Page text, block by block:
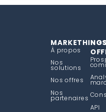
À propos
Nos
solutions
Nos offres
Nos
partenaires
API